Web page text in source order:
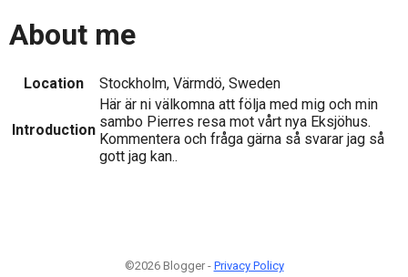
About me
Location Stockholm, Värmdö, Sweden
Introduction
Här är ni välkomna att följa med mig och min
sambo Pierres resa mot vårt nya Eksjöhus.
Kommentera och fråga gärna så svarar jag så
gott jag kan..
©2026 Blogger - Privacy Policy